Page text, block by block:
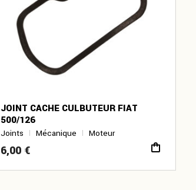
JOINT CACHE CULBUTEUR FIAT
500/126
Joints Mécanique Moteur
6,00 €